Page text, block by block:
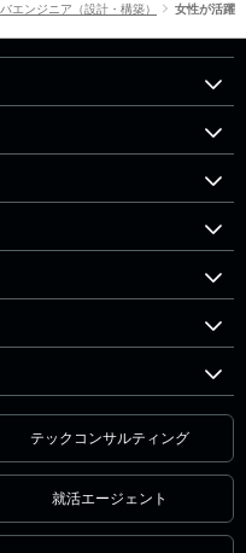
エンジニア（設計・構築） 女性が活躍
テックコンサルティング
就活エージェント